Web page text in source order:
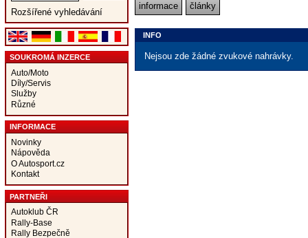
Rozšířené vyhledávání
SOUKROMÁ INZERCE
Auto/Moto
Díly/Servis
Služby
Různé
INFORMACE
Novinky
Nápověda
O Autosport.cz
Kontakt
PARTNEŘI
Autoklub ČR
Rally-Base
Rally Bezpečně
informace články
INFO
Nejsou zde žádné zvukové nahrávky.